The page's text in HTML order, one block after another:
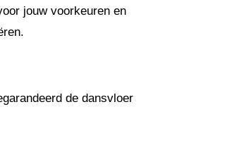
jouw voorkeuren en
de dansvloer